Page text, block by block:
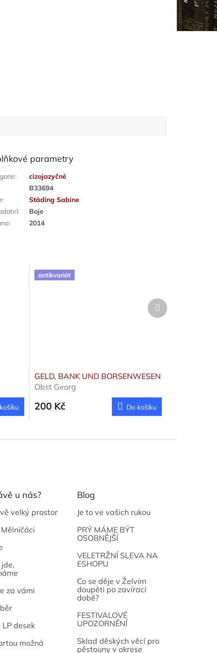
parametry
:
cizojazyčné
B33694
:
Städing Sabine
:
Boje
: 2014
antikvariát
GELD, BANK UND BORSENWESEN
Obst Georg
200 Kč Do košíku
Další
produkt
u nás?
velký prostor
za vámi
desek
možná
Blog
Je to ve vašich rukou
PRÝ MÁME BÝT
OSOBNĚJŠÍ
VELETRŽNÍ SLEVA NA
ESHOPU
Co se děje v Želvím
doupěti po zavírací
době?
FESTIVALOVÉ
UPOZORNĚNÍ
Sklad děských věcí pro
pěstouny v okrese